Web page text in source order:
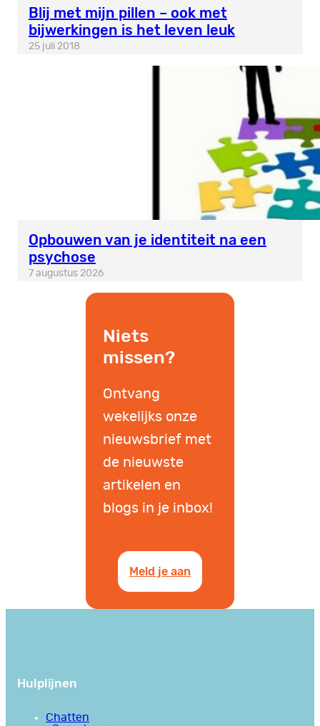
Blij met mijn pillen – ook met
bijwerkingen is het leven leuk
25 juli 2018
Opbouwen van je identiteit na een
psychose
7 augustus 2026
Niets
missen?
Ontvang
wekelijks onze
nieuwsbrief met
de nieuwste
artikelen en
blogs in je inbox!
Meld je aan
Hulplijnen
Chatten